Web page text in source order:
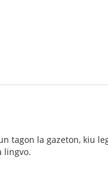
tagon la gazeton, kiu
lingvo.